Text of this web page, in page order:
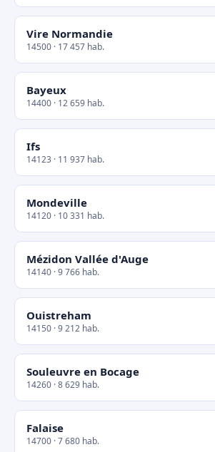
Vire Normandie
14500 · 17 457 hab.
Bayeux
14400 · 12 659 hab.
Ifs
14123 · 11 937 hab.
Mondeville
14120 · 10 331 hab.
Mézidon Vallée d'Auge
14140 · 9 766 hab.
Ouistreham
14150 · 9 212 hab.
Souleuvre en Bocage
14260 · 8 629 hab.
Falaise
14700 · 7 680 hab.